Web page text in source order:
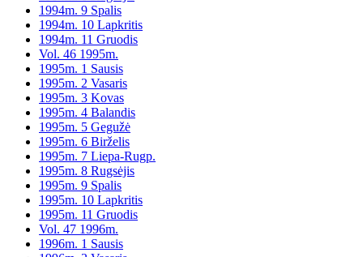
1994m. 9 Spalis
1994m. 10 Lapkritis
1994m. 11 Gruodis
Vol. 46 1995m.
1995m. 1 Sausis
1995m. 2 Vasaris
1995m. 3 Kovas
1995m. 4 Balandis
1995m. 5 Gegužė
1995m. 6 Birželis
1995m. 7 Liepa-Rugp.
1995m. 8 Rugsėjis
1995m. 9 Spalis
1995m. 10 Lapkritis
1995m. 11 Gruodis
Vol. 47 1996m.
1996m. 1 Sausis